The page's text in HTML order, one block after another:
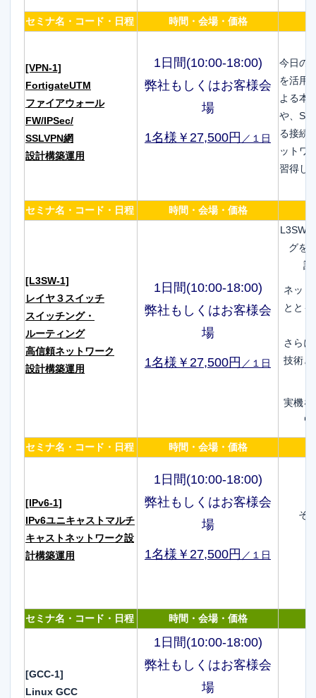
セミナ名・コード・日程 時間・会場・価格
[VPN-1]
FortigateUTM
ファイアウォール
FW/IPSec/
SSLVPN網
設計構築運用
1日間(10:00-18:00)
弊社もしくはお客様会
場
1名様￥27,500円 ／１日
今日の
を活用
よる本
や、
る接続
ットワ
習得し
セミナ名・コード・日程 時間・会場・価格
[L3SW-1]
レイヤ３スイッチ
スイッチング・
ルーティング
高信頼ネットワーク
設計構築運用
1日間(10:00-18:00)
弊社もしくはお客様会
場
1名様￥27,500円 ／１日
L3SW
グを
計
ネッ
とと
さら
技術と
実機を
ワ
セミナ名・コード・日程 時間・会場・価格
[IPv6-1]
IPv6ユニキャストマルチ
キャストネットワーク設
計構築運用
1日間(10:00-18:00)
弊社もしくはお客様会
場
1名様￥27,500円 ／１日
そ
セミナ名・コード・日程 時間・会場・価格
[GCC-1]
Linux GCC
1日間(10:00-18:00)
弊社もしくはお客様会
場